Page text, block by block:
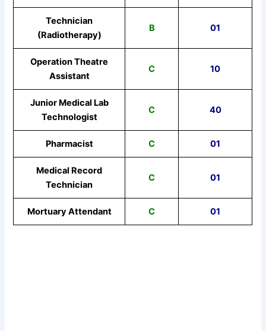
Technician
(Radiotherapy)
B 01
Operation Theatre
Assistant
C 10
Junior Medical Lab
Technologist
C 40
Pharmacist C 01
Medical Record
Technician
C 01
Mortuary Attendant C 01